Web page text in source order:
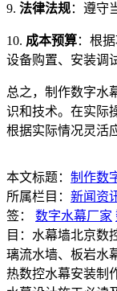
9. 法律法规：遵守
10. 成本预算：根
设备购置、安装调
总之，制作数字水
识和技术。在实际
根据实际情况灵活
本文标题： 制作数
所属栏目： 新闻资
签： 数字水幕厂家
目：水幕墙北京数
璃流水墙、板岩水
热数控水幕安装制